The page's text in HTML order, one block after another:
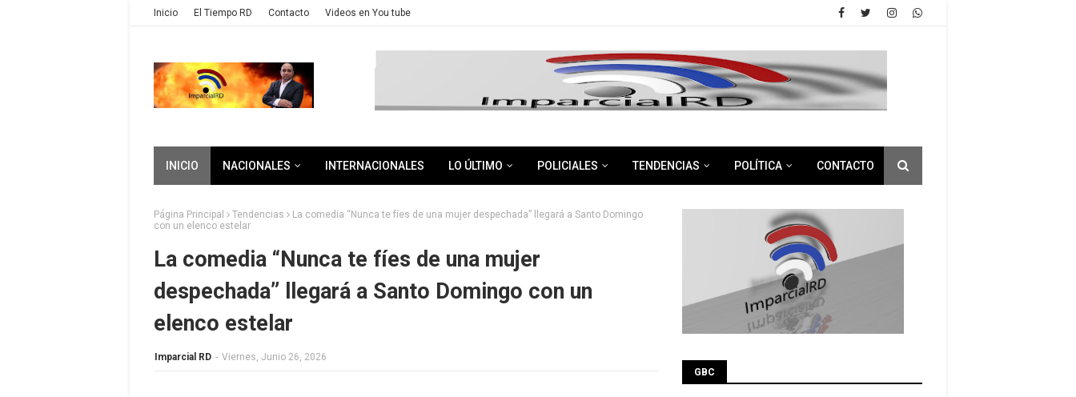
Inicio El Tiempo RD Contacto Videos en You tube
INICIO NACIONALES INTERNACIONALES LO ÚLTIMO POLICIALES TENDENCIAS POLÍTICA CONTACTO
Página Principal Tendencias
La comedia “Nunca te fíes de una mujer despechada” llegará a Santo Domingo
con un elenco estelar
La comedia “Nunca te fíes de una mujer
despechada” llegará a Santo Domingo con un
elenco estelar
Imparcial RD - Viernes, Junio 26, 2026
GBC